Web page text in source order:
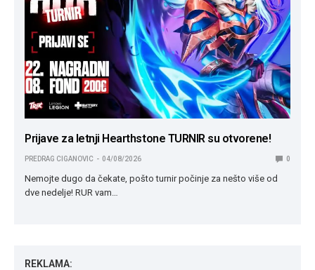
Prijave za letnji Hearthstone TURNIR su otvorene!
PREDRAG CIGANOVIC 04/08/2026 0
Nemojte dugo da čekate, pošto turnir počinje za nešto više od
dve nedelje! RUR vam…
REKLAMA: